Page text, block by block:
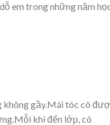
em trong những năm
không gầy.Mái tóc cô
khi đến lớp, cô